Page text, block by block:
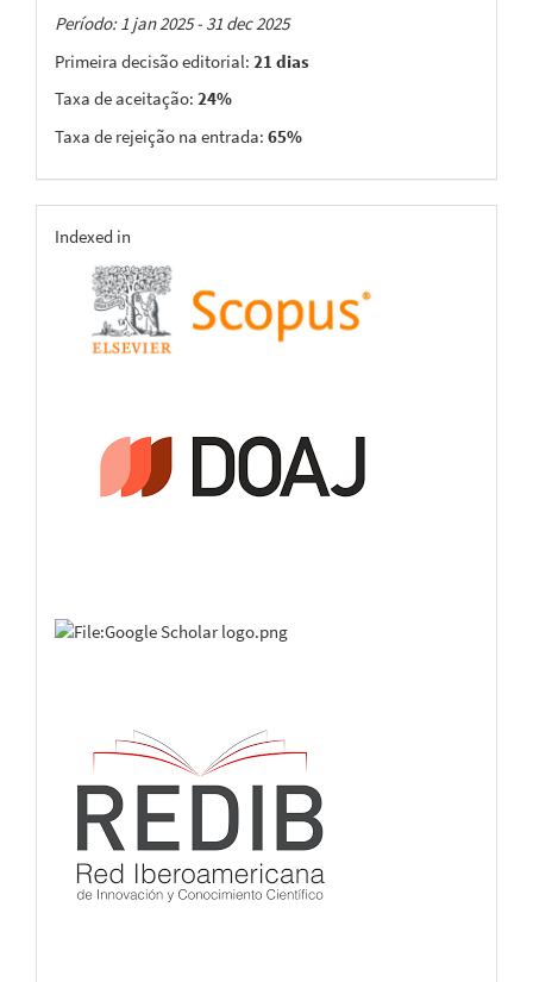
Taxas
Período: 1 jan 2025 - 31 dec 2025
Primeira decisão editorial: 21 dias
Taxa de aceitação: 24%
Taxa de rejeição na entrada: 65%
indexing
Indexed in